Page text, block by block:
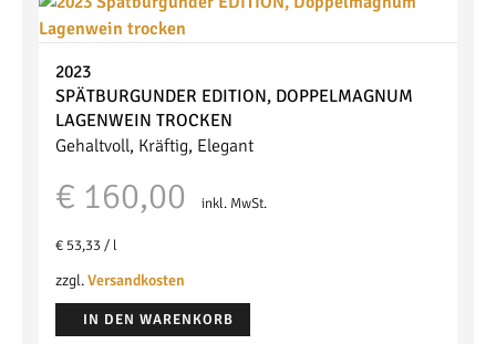
2023
SPÄTBURGUNDER EDITION, DOPPELMAGNUM
LAGENWEIN TROCKEN
Gehaltvoll, Kräftig, Elegant
€ 160,00 inkl. MwSt.
€ 53,33 / l
zzgl.Versandkosten
IN DEN WARENKORB